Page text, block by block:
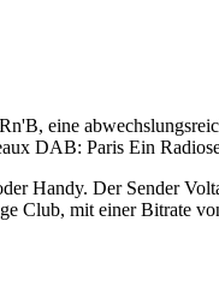
eine
DAB: Paris Ein
Handy. Der Sender
Club, mit einer Bitrate